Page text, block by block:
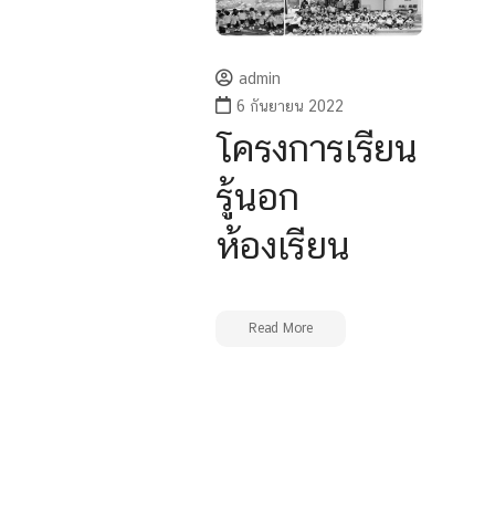
admin
6 กันยายน 2022
โครงการเรียน
รู้นอก
ห้องเรียน
Read More